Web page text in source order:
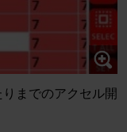
までのアクセル開